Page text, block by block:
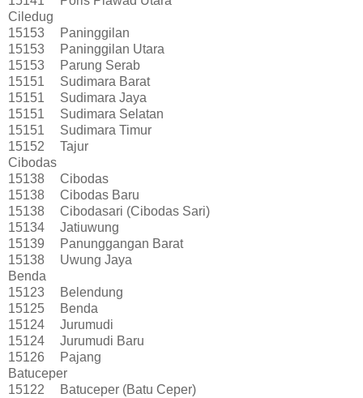
Ciledug
15153
Paninggilan
15153
Paninggilan Utara
15153
Parung Serab
15151
Sudimara Barat
15151
Sudimara Jaya
15151
Sudimara Selatan
15151
Sudimara Timur
15152
Tajur
Cibodas
15138
Cibodas
15138
Cibodas Baru
15138
Cibodasari (Cibodas Sari)
15134
Jatiuwung
15139
Panunggangan Barat
15138
Uwung Jaya
Benda
15123
Belendung
15125
Benda
15124
Jurumudi
15124
Jurumudi Baru
15126
Pajang
Batuceper
15122
Batuceper (Batu Ceper)